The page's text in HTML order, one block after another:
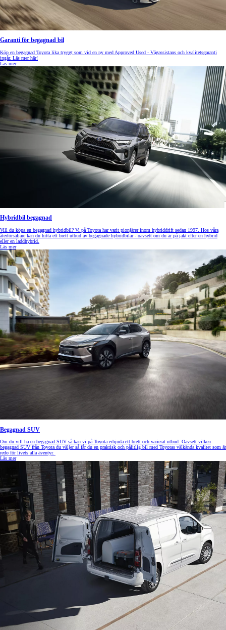
Garanti för begagnad bil
Köp en begagnad Toyota lika tryggt som vid en ny med Approved Used - Vägassistans och kvalitetsgaranti
ingår. Läs mer här!
Läs mer
Hybridbil begagnad
Vill du köpa en begagnad hybridbil? Vi på Toyota har varit pionjärer inom hybriddrift sedan 1997. Hos våra
återförsäljare kan du hitta ett brett utbud av begagnade hybridbilar - oavsett om du är på jakt efter en hybrid
eller en laddhybrid.
Läs mer
Begagnad SUV
Om du vill ha en begagnad SUV så kan vi på Toyota erbjuda ett brett och varierat utbud. Oavsett vilken
begagnad SUV från Toyota du väljer så får du en praktisk och pålitlig bil med Toyotas välkända kvalitet som är
redo för livets alla äventyr.
Läs mer